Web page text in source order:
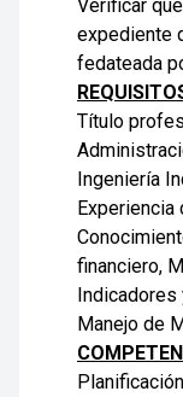
Verificar
expediente
fedateada
Título
Ingeniería
Experiencia
financiero,
Indicadores
Manejo de